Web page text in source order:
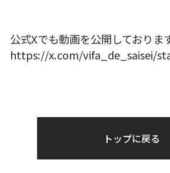
公式Xでも動画を公開しております
https://x.com/vifa_de_saisei/
トップに戻る